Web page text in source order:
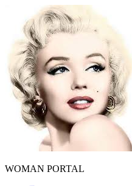
WOMAN PORTAL